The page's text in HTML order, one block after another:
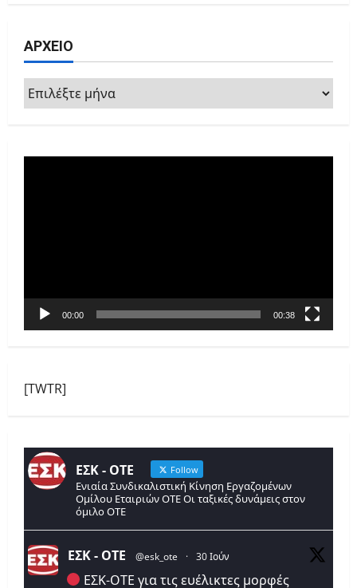
ΑΡΧΕΙΟ
ΑΡΧΕΙΟ
00:00 00:38
[TWTR]
ΕΣΚ - ΟΤΕ Follow
Ενιαία Συνδικαλιστική Κίνηση Εργαζομένων
Ομίλου Εταιριών ΟΤΕ Οι ταξικές δυνάμεις στον
όμιλο ΟΤΕ
ΕΣΚ - ΟΤΕ @esk_ote · 30 Ιούν
ΕΣΚ-ΟΤΕ για τις ευέλικτες μορφές